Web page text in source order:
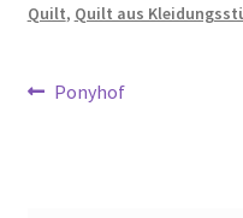
Quilt, Quilt aus
Vorheriger
Ponyhof